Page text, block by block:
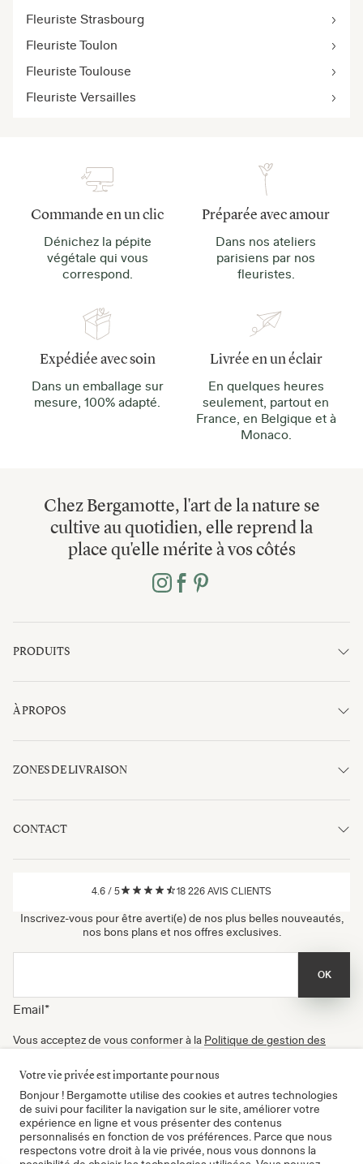
Fleuriste Strasbourg
Fleuriste Toulon
Fleuriste Toulouse
Fleuriste Versailles
Commande en un clic
Dénichez la pépite
végétale qui vous
correspond.
Préparée avec amour
Dans nos ateliers
parisiens par nos
fleuristes.
Expédiée avec soin
Dans un emballage sur
mesure, 100% adapté.
Livrée en un éclair
En quelques heures
seulement, partout en
France, en Belgique et à
Monaco.
Chez Bergamotte, l'art de la nature se
cultive au quotidien, elle reprend la
place qu'elle mérite à vos côtés
PRODUITS
À PROPOS
ZONES DE LIVRAISON
CONTACT
4.6 / 5 18 226 AVIS CLIENTS
Inscrivez-vous pour être averti(e) de nos plus belles nouveautés,
nos bons plans et nos offres exclusives.
Email*
OK
Vous acceptez de vous conformer à la Politique de gestion des
newsletters. Vous pouvez vous désinscrire à tout moment.
Certifié B Corp
Votre vie privée est importante pour nous
Bonjour ! Bergamotte utilise des cookies et autres technologies
de suivi pour faciliter la navigation sur le site, améliorer votre
expérience en ligne et vous présenter des contenus
personnalisés en fonction de vos préférences. Parce que nous
respectons votre droit à la vie privée, nous vous donnons la